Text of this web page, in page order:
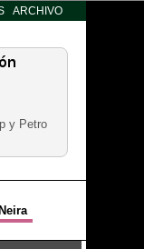
ARCHIVO
y Petro
Neira